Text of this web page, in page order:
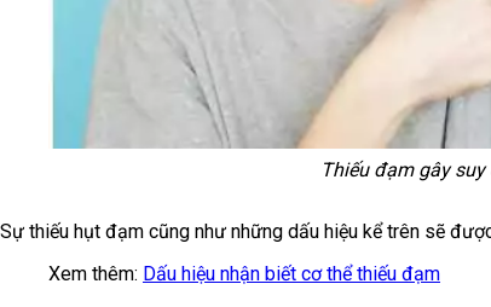
Thiếu đạm gây
Sự thiếu hụt đạm cũng như những dấu hiệu kể trên sẽ
Xem thêm: Dấu hiệu nhận biết cơ thể thiếu đạm